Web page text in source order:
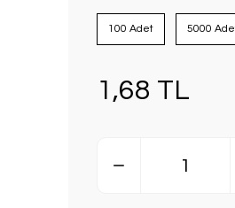
100 Adet 5000
1,68 TL